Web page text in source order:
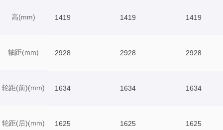
高(mm)
轴距(mm)
轮距(前)(mm)
轮距(后)(mm)
1419 1419 1419
2928 2928 2928
1634 1634 1634
1625 1625 1625